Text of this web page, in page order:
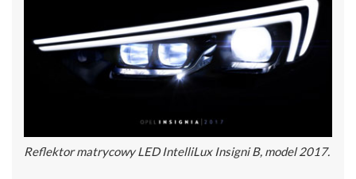
Reflektor matrycowy LED IntelliLux Insigni B, model 2017.